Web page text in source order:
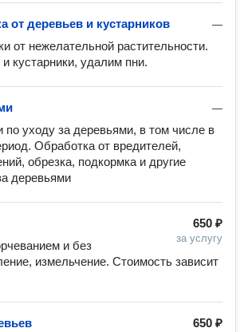
—
от деревьев и кустарников
от нежелательной растительности.
кустарники, удалим пни.
—
по уходу за деревьями, в том числе в
Обработка от вредителей,
обрезка, подкормка и другие
деревьями
650 ₽
за услугу
и без
измельчение. Стоимость зависит
650 ₽